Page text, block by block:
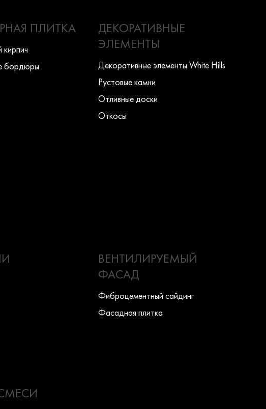
ПЛИТКА
кирпич
бордюры
ДЕКОРАТИВНЫЕ
ЭЛЕМЕНТЫ
Декоративные элементы White Hills
Рустовые камни
Отливные доски
Откосы
ВЕНТИЛИРУЕМЫЙ
ФАСАД
Фиброцементный сайдинг
Фасадная плитка